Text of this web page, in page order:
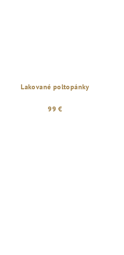
Lakované poltopánky
99 €